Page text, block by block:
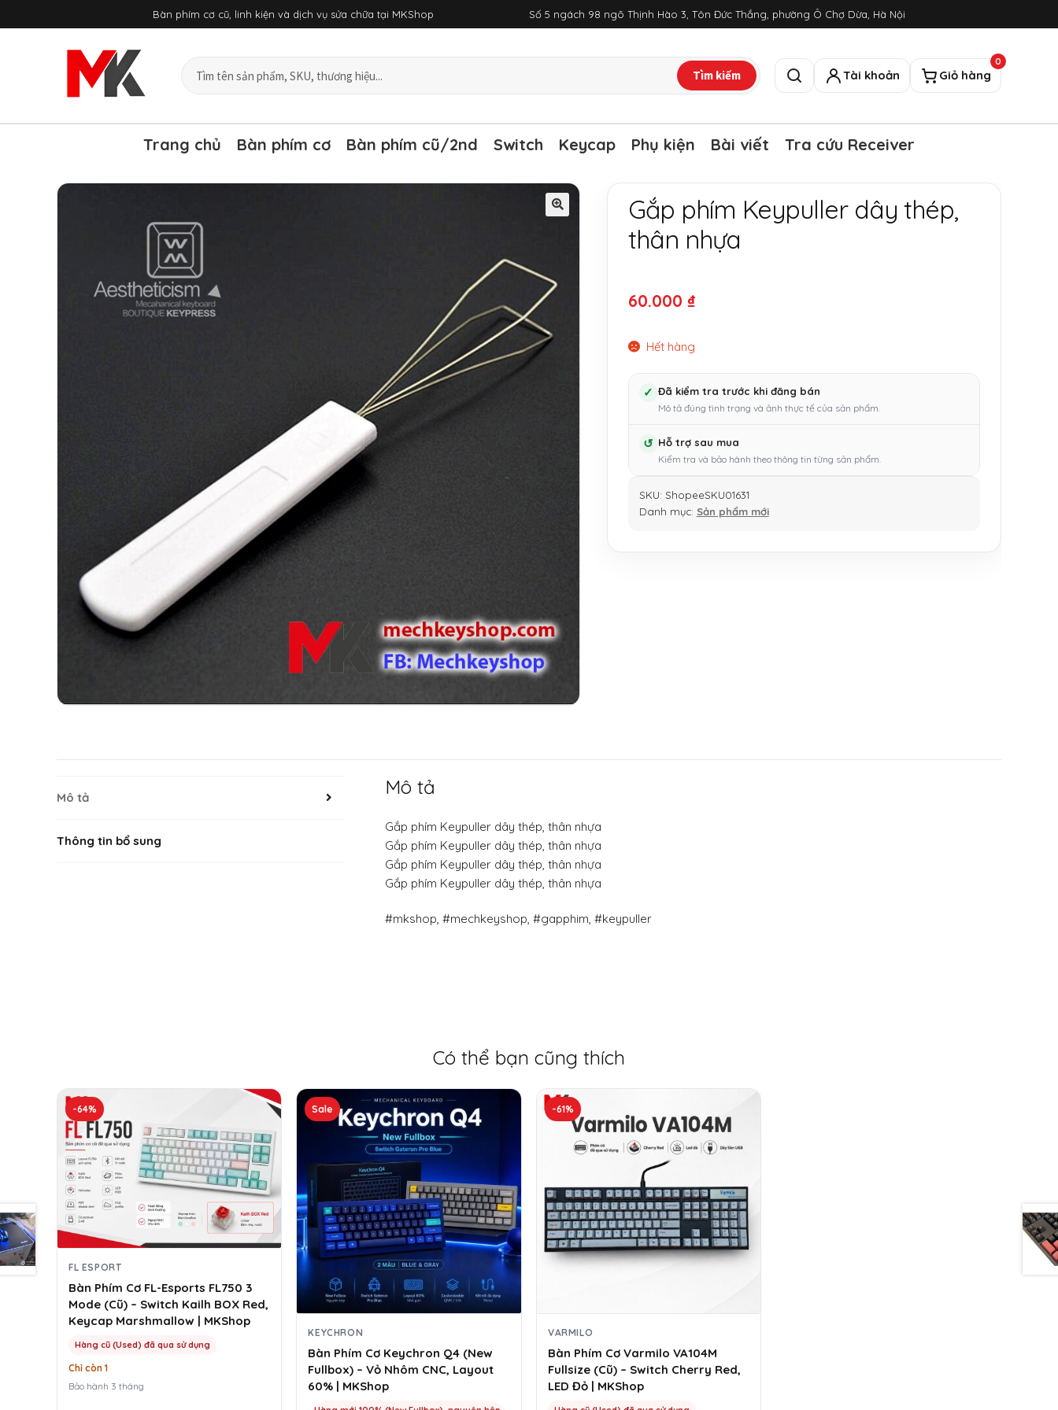
đến
Bàn phím cơ cũ, linh kiện và dịch vụ sửa chữa tại MKShop Số 5 ngách 98 ngõ Thịnh Hào 3, Tôn Đức Thắng, phường Ô Chợ Dừa, Hà Nội
Tìm
sản
và
bài
Tìm kiếm
Tìm kiếm
Tài khoản Giỏ hàng
0
Trang chủ Bàn phím cơ Bàn phím cũ/2nd Switch Keycap Phụ kiện Bài viết Tra cứu Receiver
Gắp phím Keypuller dây thép,
thân nhựa
60.000 ₫
Hết hàng
✓ Đã kiểm tra trước khi đăng bán
Mô tả đúng tình trạng và ảnh thực tế của sản phẩm.
↺ Hỗ trợ sau mua
Kiểm tra và bảo hành theo thông tin từng sản phẩm.
SKU: ShopeeSKU01631
Danh mục: Sản phẩm mới
Mô tả
Thông tin bổ sung
Mô tả
Gắp phím Keypuller dây thép, thân nhựa
Gắp phím Keypuller dây thép, thân nhựa
Gắp phím Keypuller dây thép, thân nhựa
Gắp phím Keypuller dây thép, thân nhựa
#mkshop, #mechkeyshop, #gapphim, #keypuller
Có thể bạn cũng thích
-64%
FL ESPORT
Bàn Phím Cơ FL-Esports FL750 3
Mode (Cũ) – Switch Kailh BOX Red,
Keycap Marshmallow | MKShop
Hàng cũ (Used) đã qua sử dụng
Chỉ còn 1
Bảo hành 3 tháng
Sale
KEYCHRON
Bàn Phím Cơ Keychron Q4 (New
Fullbox) – Vỏ Nhôm CNC, Layout
60% | MKShop
Sản
phẩm
nhiều
biến
thể.
Các
tùy
chọn
có
thể
được
chọn
trên
sản
phẩm
-61%
VARMILO
Bàn Phím Cơ Varmilo VA104M
Fullsize (Cũ) – Switch Cherry Red,
LED Đỏ | MKShop